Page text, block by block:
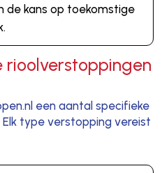
de kans op toekomstige
rioolverstoppingen
een aantal specifieke
type verstopping vereist